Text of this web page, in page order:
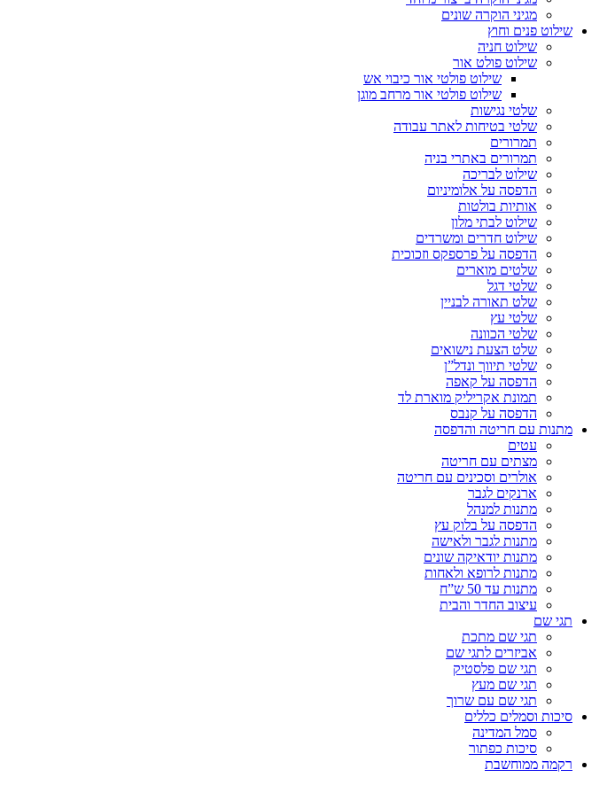
מגיני הוקרה שונים
שילוט פנים וחוץ
שילוט חניה
שילוט פולט אור
שילוט פולטי אור כיבוי אש
שילוט פולטי אור מרחב מוגן
שלטי נגישות
שלטי בטיחות לאתר עבודה
תמרורים
תמרורים באתרי בניה
שילוט לבריכה
הדפסה על אלומיניום
אותיות בולטות
שילוט לבתי מלון
שילוט חדרים ומשרדים
הדפסה על פרספקס וזכוכית
שלטים מוארים
שלטי דגל
שלט תאורה לבניין
שלטי עץ
שלטי הכוונה
שלט הצעת נישואים
שלטי תיווך ונדל”ן
הדפסה על קאפה
תמונת אקריליק מוארת לד
הדפסה על קנבס
מתנות עם חריטה והדפסה
עטים
מצתים עם חריטה
אולרים וסכינים עם חריטה
ארנקים לגבר
מתנות למנהל
הדפסה על בלוק עץ
מתנות לגבר ולאישה
מתנות יודאיקה שונים
מתנות לרופא ולאחות
מתנות עד 50 ש”ח
עיצוב החדר והבית
תגי שם
תגי שם מתכת
אביזרים לתגי שם
תגי שם פלסטיק
תגי שם מעץ
תגי שם עם שרוך
סיכות וסמלים כללים
סמל המדינה
סיכות כפתור
רקמה ממוחשבת